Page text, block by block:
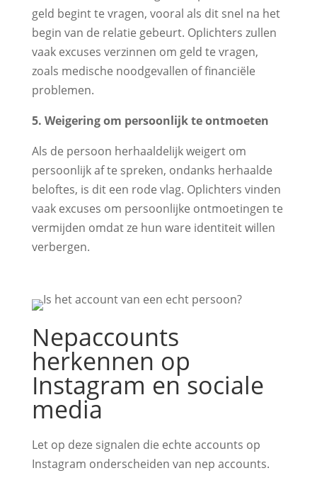
geld begint te vragen, vooral als dit snel na het
begin van de relatie gebeurt. Oplichters zullen
vaak excuses verzinnen om geld te vragen,
zoals medische noodgevallen of financiële
problemen.
5. Weigering om persoonlijk te ontmoeten
Als de persoon herhaaldelijk weigert om
persoonlijk af te spreken, ondanks herhaalde
beloftes, is dit een rode vlag. Oplichters vinden
vaak excuses om persoonlijke ontmoetingen te
vermijden omdat ze hun ware identiteit willen
verbergen.
Nepaccounts
herkennen op
Instagram en sociale
media
Let op deze signalen die echte accounts op
Instagram onderscheiden van nep accounts.